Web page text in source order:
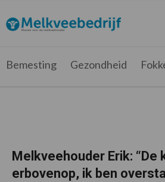
de
hoofdnavigatie
de
hoofd
de
eerste
de
voettekst
Melkveebedrijf.be
Nieuws
melkveehouder
Bemesting Gezondheid
Melkveehouder Erik: “De
erbovenop, ik ben